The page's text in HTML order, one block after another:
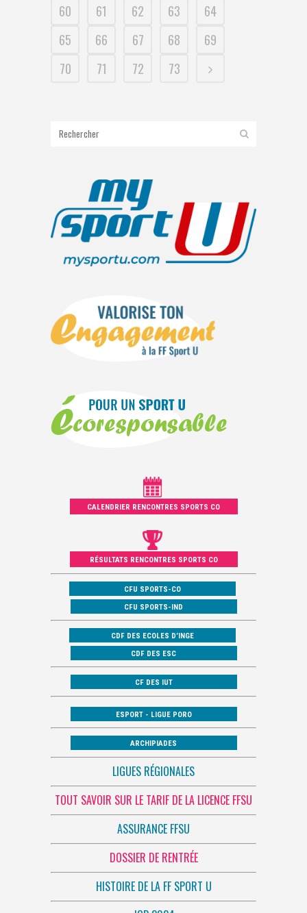
60
61 62 63
64
65
66 67 68
69
70
71 72 73
CALENDRIER RENCONTRES SPORTS CO
RÉSULTATS RENCONTRES SPORTS CO
CFU SPORTS-CO
CFU SPORTS-IND
CDF DES ECOLES D’INGE
CDF DES ESC
CF DES IUT
ESPORT - LIGUE PORO
ARCHIPIADES
LIGUES RÉGIONALES
TOUT SAVOIR SUR LE TARIF DE LA LICENCE FFSU
ASSURANCE FFSU
DOSSIER DE RENTRÉE
HISTOIRE DE LA FF SPORT U